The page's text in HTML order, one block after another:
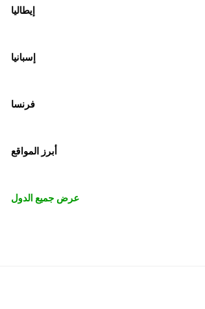
إيطاليا
إسبانيا
فرنسا
أبرز المواقع
عرض جميع الدول